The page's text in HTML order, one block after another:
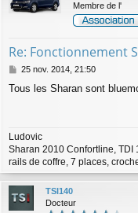
Membre de l'
Re: Fonctionnement
M
s
e
25 nov. 2014, 21:50
Tous les Sharan sont
Ludovic
Sharan 2010 Confortline, TDI
rails de coffre, 7 places,
TSI140
Docteur